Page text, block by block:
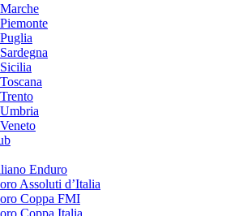
Enduro
Assoluti d’Italia
Coppa FMI
Coppa Italia